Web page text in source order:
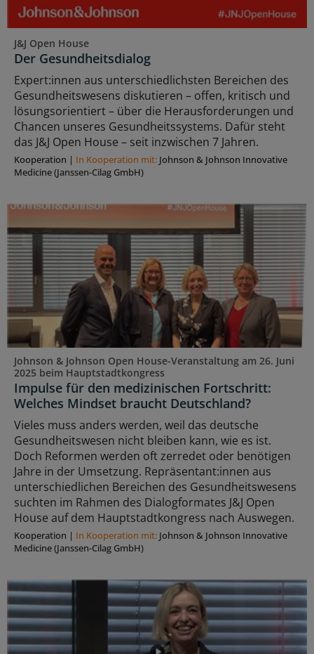
J&J Open House
Der Gesundheitsdialog
Expert:innen aus unterschiedlichsten Bereichen des
Gesundheitswesens diskutieren – offen, kritisch und
lösungsorientiert – über die Herausforderungen und
Chancen unseres Gesundheitssystems. Dafür steht
das J&J Open House – seit inzwischen 7 Jahren.
Kooperation | In Kooperation mit: Johnson & Johnson Innovative
Medicine (Janssen-Cilag GmbH)
Johnson & Johnson Open House-Veranstaltung am 26. Juni
2025 beim Hauptstadtkongress
Impulse für den medizinischen Fortschritt:
Welches Mindset braucht Deutschland?
Vieles muss anders werden, weil das deutsche
Gesundheitswesen nicht bleiben kann, wie es ist.
Doch Reformen werden oft zerredet oder benötigen
Jahre in der Umsetzung. Repräsentant:innen aus
unterschiedlichen Bereichen des Gesundheitswesens
suchten im Rahmen des Dialogformates J&J Open
House auf dem Hauptstadtkongress nach Auswegen.
Kooperation | In Kooperation mit: Johnson & Johnson Innovative
Medicine (Janssen-Cilag GmbH)